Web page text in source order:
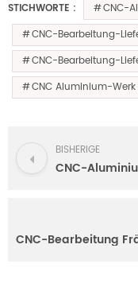
STICHWORTE :
CNC-
CNC-Bearbeitung-
CNC-Bearbeitung-
CNC Aluminium-Werk
BISHERIGE